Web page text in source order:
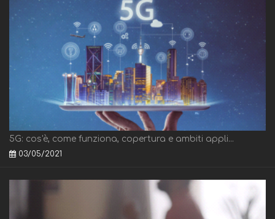
5G: cos'è, come funziona, copertura e ambiti appli...
03/05/2021